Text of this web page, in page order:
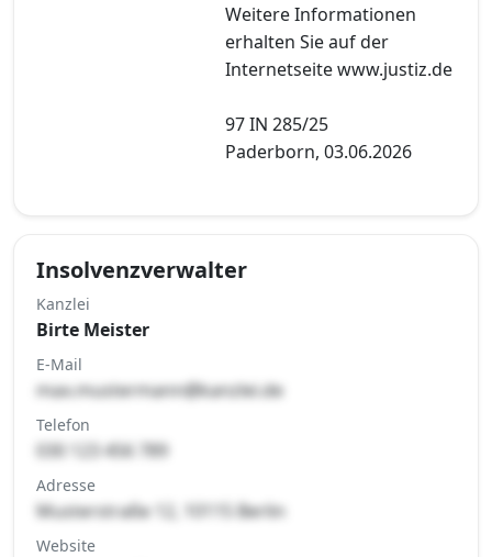
Weitere Informationen
erhalten Sie auf der
Internetseite www.justiz.de
97 IN 285/25
Paderborn, 03.06.2026
Insolvenzverwalter
Kanzlei
Birte Meister
E-Mail
max.mustermann@kanzlei.de
Telefon
030 123 456 789
Adresse
Musterstraße 12, 10115 Berlin
Website